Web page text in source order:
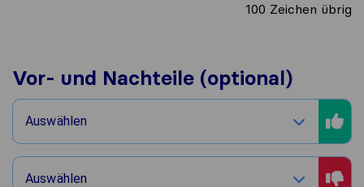
100 Zeichen übrig
Vor- und Nachteile (optional)
Auswählen
Auswählen